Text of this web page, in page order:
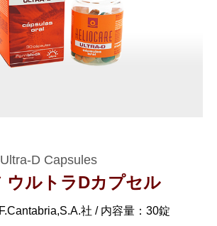
D Capsules
ウルトラDカプセル
社 / 内容量：30錠